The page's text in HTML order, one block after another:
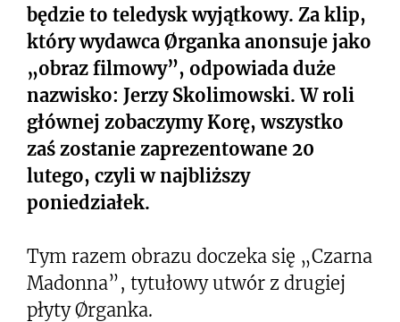
będzie to teledysk wyjątkowy. Za klip,
który wydawca Ørganka anonsuje jako
„obraz filmowy”, odpowiada duże
nazwisko: Jerzy Skolimowski. W roli
głównej zobaczymy Korę, wszystko
zaś zostanie zaprezentowane 20
lutego, czyli w najbliższy
poniedziałek.
Tym razem obrazu doczeka się „Czarna
Madonna”, tytułowy utwór z drugiej
płyty Ørganka.